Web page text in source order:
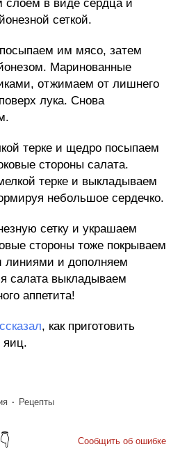
в виде сердца и
сеткой.
им мясо, затем
Маринованные
отжимаем от лишнего
лука. Снова
терке и щедро посыпаем
стороны салата.
терке и выкладываем
небольшое сердечко.
сетку и украшаем
стороны тоже покрываем
линиями и дополняем
салата выкладываем
аппетита!
, как приготовить
яиц.
Рецепты
Сообщить об ошибке